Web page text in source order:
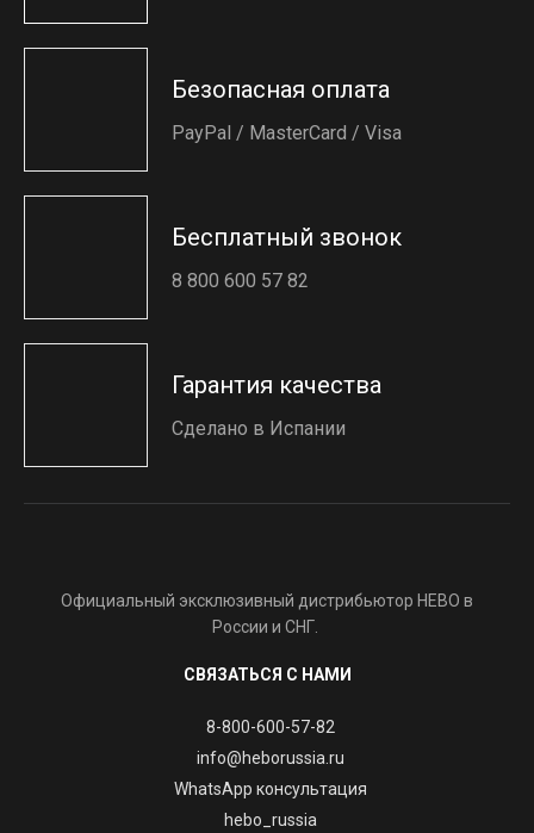
Безопасная оплата
PayPal / MasterCard / Visa
Бесплатный звонок
8 800 600 57 82
Гарантия качества
Сделано в Испании
Официальный эксклюзивный дистрибьютор HEBO в
России и СНГ.
СВЯЗАТЬСЯ С НАМИ
8-800-600-57-82
info@heborussia.ru
WhatsApp консультация
hebo_russia